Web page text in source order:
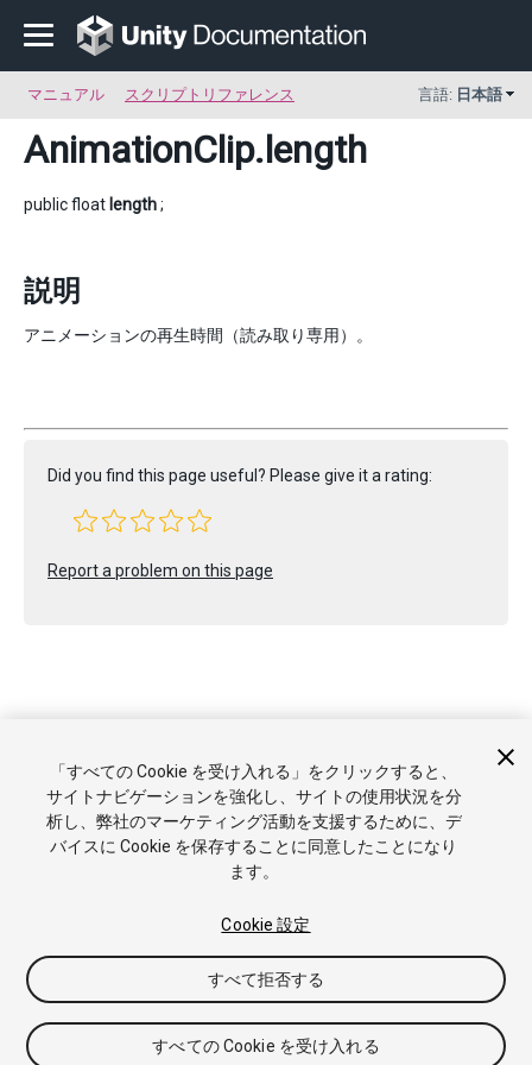
マニュアル スクリプトリファレンス 言語: 日本語
AnimationClip.length
public float length;
説明
アニメーションの再生時間（読み取り専用）。
Did you find this page useful? Please give it a rating:
Report a problem on this page
チュートリアル
Answers ナレッジベース フォーラム
トストア
商標と利用規約 法律関連 プライバシーポリシー
ッキー
私の個人情報を販売または共有しない
Cookie 優先設定
「すべての Cookie を受け入れる」をクリックすると、
サイトナビゲーションを強化し、サイトの使用状況を分
析し、弊社のマーケティング活動を支援するために、デ
バイスに Cookie を保存することに同意したことになり
ます。
Cookie 設定
すべて拒否する
すべての Cookie を受け入れる